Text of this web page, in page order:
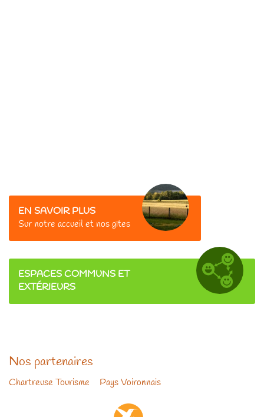
EN SAVOIR PLUS
Surnotre accueil et nos gîtes
ESPACES COMMUNS ET
EXTÉRIEURS
Nos partenaires
Chartreuse Tourisme Pays Voironnais